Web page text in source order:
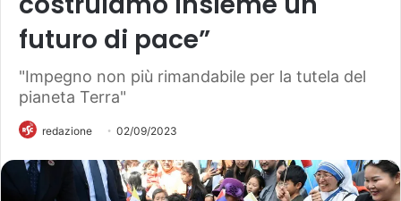
futuro di pace”
"Impegno non più rimandabile per la tutela del
pianeta Terra"
redazione 02/09/2023